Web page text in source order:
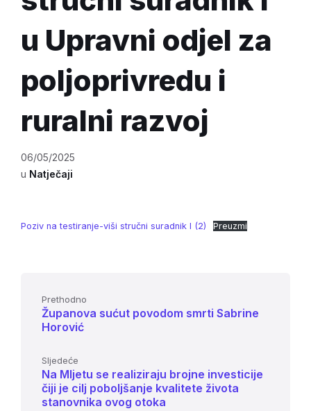
u Upravni odjel za
poljoprivredu i
ruralni razvoj
06/05/2025
u Natječaji
Poziv na testiranje-viši stručni suradnik I (2) Preuzmi
Prethodno
Županova sućut povodom smrti Sabrine
Horović
Sljedeće
Na Mljetu se realiziraju brojne investicije
čiji je cilj poboljšanje kvalitete života
stanovnika ovog otoka